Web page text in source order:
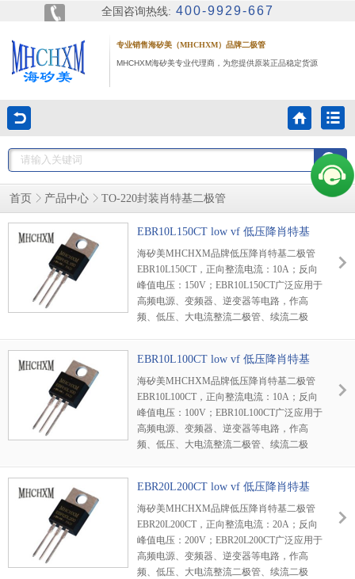
全国咨询热线: 400-9929-667
专业销售海矽美（MHCHXM）品牌二极管
MHCHXM海矽美专业代理商，为您提供原装正品稳定货源
首页 产品中心 TO-220封装肖特基二极管
EBR10L150CT low vf 低压降肖特基
海矽美MHCHXM品牌低压降肖特基二极管
EBR10L150CT，正向整流电流：10A；反向
峰值电压：150V；EBR10L150CT广泛应用于
高频电源、变频器、逆变器等电路，作高
频、低压、大电流整流二极管、续流二极
EBR10L100CT low vf 低压降肖特基
海矽美MHCHXM品牌低压降肖特基二极管
EBR10L100CT，正向整流电流：10A；反向
峰值电压：100V；EBR10L100CT广泛应用于
高频电源、变频器、逆变器等电路，作高
频、低压、大电流整流二极管、续流二极
EBR20L200CT low vf 低压降肖特基
海矽美MHCHXM品牌低压降肖特基二极管
EBR20L200CT，正向整流电流：20A；反向
峰值电压：200V；EBR20L200CT广泛应用于
高频电源、变频器、逆变器等电路，作高
频、低压、大电流整流二极管、续流二极